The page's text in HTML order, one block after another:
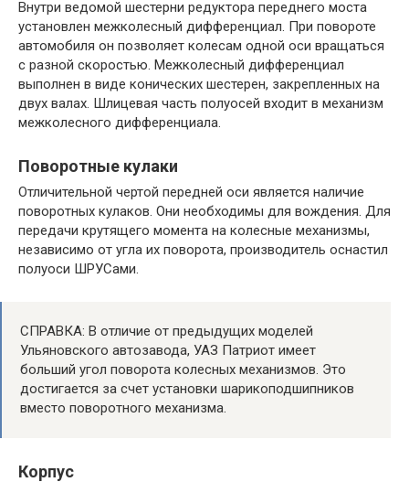
Внутри ведомой шестерни редуктора переднего моста
установлен межколесный дифференциал. При повороте
автомобиля он позволяет колесам одной оси вращаться
с разной скоростью. Межколесный дифференциал
выполнен в виде конических шестерен, закрепленных на
двух валах. Шлицевая часть полуосей входит в механизм
межколесного дифференциала.
Поворотные кулаки
Отличительной чертой передней оси является наличие
поворотных кулаков. Они необходимы для вождения. Для
передачи крутящего момента на колесные механизмы,
независимо от угла их поворота, производитель оснастил
полуоси ШРУСами.
СПРАВКА: В отличие от предыдущих моделей
Ульяновского автозавода, УАЗ Патриот имеет
больший угол поворота колесных механизмов. Это
достигается за счет установки шарикоподшипников
вместо поворотного механизма.
Корпус